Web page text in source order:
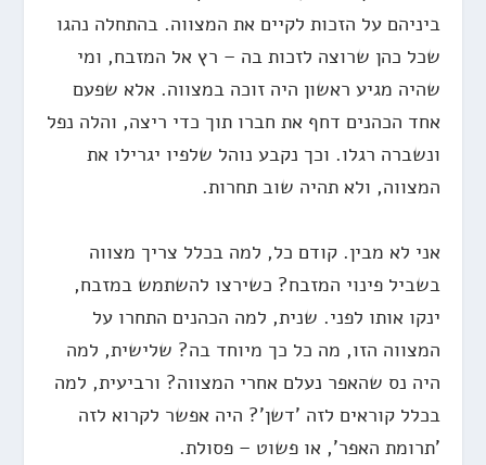
ביניהם על הזכות לקיים את המצווה. בהתחלה נהגו
שכל כהן שרוצה לזכות בה – רץ אל המזבח, ומי
שהיה מגיע ראשון היה זוכה במצווה. אלא שפעם
אחד הכהנים דחף את חברו תוך כדי ריצה, והלה נפל
ונשברה רגלו. וכך נקבע נוהל שלפיו יגרילו את
המצווה, ולא תהיה שוב תחרות.
אני לא מבין. קודם כל, למה בכלל צריך מצווה
בשביל פינוי המזבח? כשירצו להשתמש במזבח,
ינקו אותו לפני. שנית, למה הכהנים התחרו על
המצווה הזו, מה כל כך מיוחד בה? שלישית, למה
היה נס שהאפר נעלם אחרי המצווה? ורביעית, למה
בכלל קוראים לזה 'דשן'? היה אפשר לקרוא לזה
'תרומת האפר', או פשוט – פסולת.